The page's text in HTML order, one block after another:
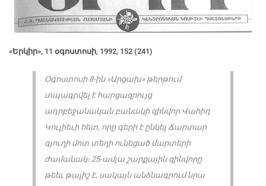
«Երկիր», 11 օգոստոսի, 1992, 152 (241)
Օգոստոսի 8-ին «Արցախ» թերթում
տպագրվել է հարցազրույց
ադրբեջանական բանակի զինվոր Վահիդ
Կուլիեւի հետ, որը գերի է ընկել Ճարտար
գյուղի մոտ տեղի ունեցած մարտերի
ժամանակ։ 25-ամյա շարքային զինվորը
թեեւ թալիշ է, սակայն անձնագրում նրա